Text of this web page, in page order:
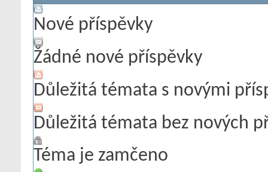
Nové příspěvky
Žádné nové příspěvky
Důležitá témata s novými
Důležitá témata bez nových
Téma je zamčeno